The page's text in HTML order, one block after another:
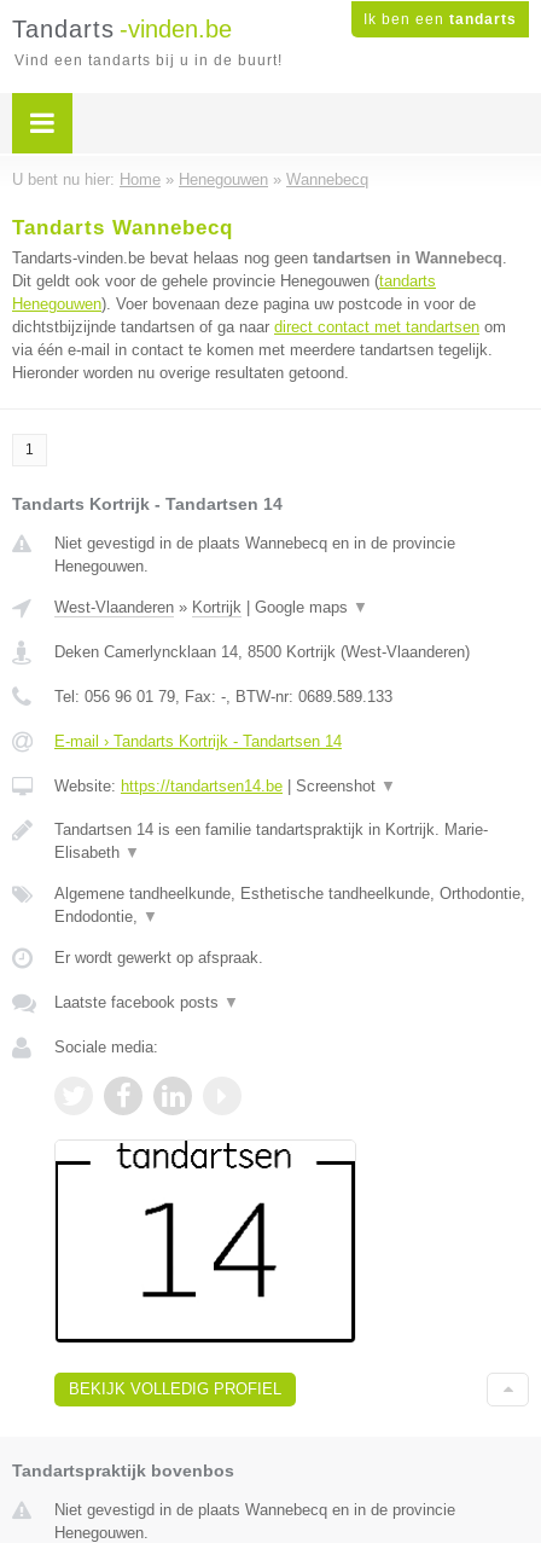
Ik ben een tandarts
Tandarts -vinden.be
Vind een tandarts bij u in de buurt!
U bent nu hier: Home » Henegouwen » Wannebecq
Tandarts Wannebecq
Tandarts-vinden.be bevat helaas nog geen tandartsen in Wannebecq.
Dit geldt ook voor de gehele provincie Henegouwen (tandarts
Henegouwen). Voer bovenaan deze pagina uw postcode in voor de
dichtstbijzijnde tandartsen of ga naar direct contact met tandartsen om
via één e-mail in contact te komen met meerdere tandartsen tegelijk.
Hieronder worden nu overige resultaten getoond.
1
Tandarts Kortrijk - Tandartsen 14
Niet gevestigd in de plaats Wannebecq en in de provincie
Henegouwen.
West-Vlaanderen » Kortrijk Google maps ▼
Deken Camerlyncklaan 14, 8500 Kortrijk (West-Vlaanderen)
Tel: 056 96 01 79, Fax: -, BTW-nr: 0689.589.133
E-mail › Tandarts Kortrijk - Tandartsen 14
Website: https://tandartsen14.be Screenshot ▼
Tandartsen 14 is een familie tandartspraktijk in Kortrijk. Marie-
Elisabeth ▼
Algemene tandheelkunde, Esthetische tandheelkunde, Orthodontie,
Endodontie, ▼
Er wordt gewerkt op afspraak.
Laatste facebook posts ▼
Sociale media:
BEKIJK VOLLEDIG PROFIEL
Tandartspraktijk bovenbos
Niet gevestigd in de plaats Wannebecq en in de provincie
Henegouwen.